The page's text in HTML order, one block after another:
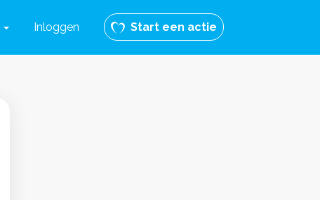
Inloggen Start een actie